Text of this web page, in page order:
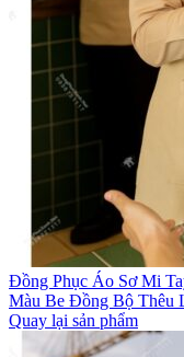
Đồng Phục Áo Sơ Mi
Màu Be Đồng Bộ Thêu
Quay lại sản phẩm